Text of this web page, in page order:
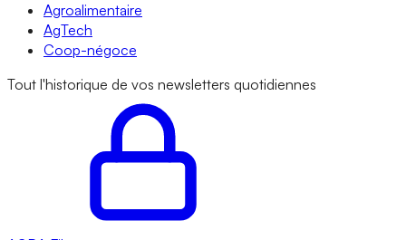
Agroalimentaire
AgTech
Coop-négoce
Tout l'historique de vos newsletters quotidiennes